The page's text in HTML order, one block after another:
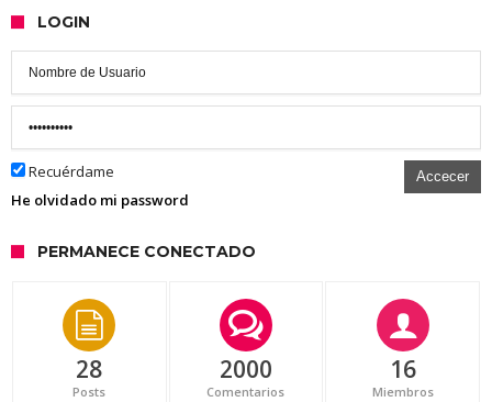
LOGIN
Recuérdame Accecer
He olvidado mi password
PERMANECE CONECTADO
28
Posts
2000
Comentarios
16
Miembros